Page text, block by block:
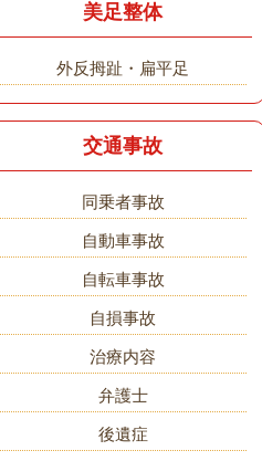
美足整体
外反拇趾・扁平足
交通事故
同乗者事故
自動車事故
自転車事故
自損事故
治療内容
弁護士
後遺症